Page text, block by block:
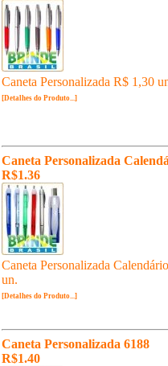
Caneta Personalizada R$ 1,30
[Detalhes do Produto...]
Caneta Personalizada
R$1.36
Caneta Personalizada
un.
[Detalhes do Produto...]
Caneta Personalizada 6188
R$1.40